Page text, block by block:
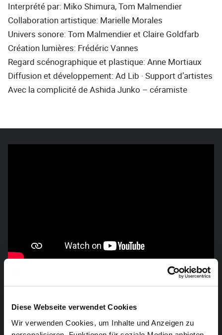
Diese Webseite verwendet Cookies
Wir verwenden Cookies, um Inhalte und Anzeigen zu
Interprété par: Miko Shimura, Tom Malmendier
Collaboration artistique: Marielle Morales
Univers sonore: Tom Malmendier et Claire Goldfarb
Création lumières: Frédéric Vannes
Regard scénographique et plastique: Anne Mortiaux
Diffusion et développement: Ad Lib · Support d’artistes
Avec la complicité de Ashida Junko – céramiste